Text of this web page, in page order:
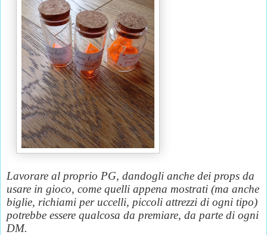
Lavorare al proprio PG, dandogli anche dei props da
usare in gioco, come quelli appena mostrati (ma anche
biglie, richiami per uccelli, piccoli attrezzi di ogni tipo)
potrebbe essere qualcosa da premiare, da parte di ogni
DM.